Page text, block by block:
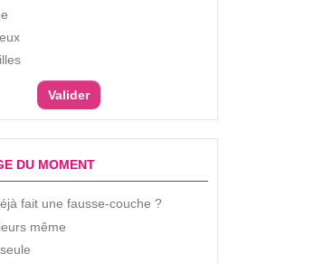
DU MOMENT
fait une fausse-couche ?
même